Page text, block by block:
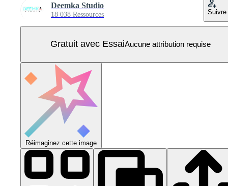
Deemka Studio
18 038 Ressources Suivre
Gratuit avec EssaiAucune attribution requise
Réimaginez cette image